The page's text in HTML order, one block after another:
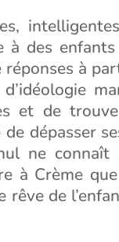
des
à
et de
dépasser
ne connaît
à Crème
de